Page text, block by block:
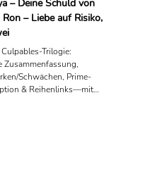
– Deine Schuld von
Ron – Liebe auf Risiko,
Trilogie:
Zusammenfassung,
Schwächen, Prime-
& Reihenlinks—mit